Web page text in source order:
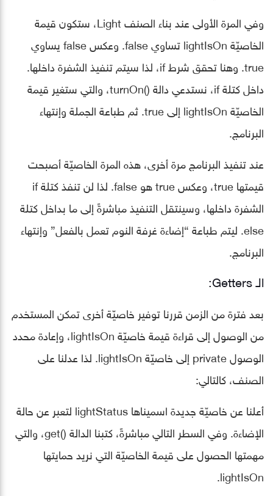
وفي المرة الأولى عند بناء الصنف Light، ستكون قيمة
الخاصيّة lightIsOn تساوي false. وعكس false يساوي
true. وهنا تحقق شرط if، لذا سيتم تنفيذ الشفرة داخلها.
داخل كتلة if، نستدعي دالة ()turnOn، والتي ستغير قيمة
الخاصيّة lightIsOn إلى true. ثم طباعة الجملة وإنتهاء
البرنامج.
عند تنفيذ البرنامج مرة أخرى، هذه المرة الخاصيّة أصبحت
قيمتها true، وعكس true هو false. لذا لن تنفذ كتلة if
الشفرة داخلها، وسينتقل التنفيذ مباشرةً إلى ما بداخل كتلة
else. ليتم طباعة “إضاءة غرفة النوم تعمل بالفعل” وإنتهاء
البرنامج.
الـ Getters:
بعد فترة من الزمن قررنا توفير خاصيّة أخرى تمكن المستخدم
من الوصول إلى قراءة قيمة خاصيّة lightIsOn، وإعادة محدد
الوصول private إلى خاصيّة lightIsOn. لذا عدلنا على
الصنف، كالتالي:
أعلنا عن خاصيّة جديدة اسميناها lightStatus لتعبر عن حالة
الإضاءة. وفي السطر التالي مباشرةً، كتبنا الدالة ()get، والتي
مهمتها الحصول على قيمة الخاصيّة التي نريد حمايتها
lightIsOn.